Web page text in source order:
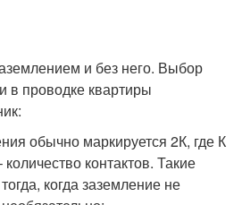
и без него. Выбор
в проводке квартиры
обычно маркируется 2К, где К
контактов. Такие
когда заземление не